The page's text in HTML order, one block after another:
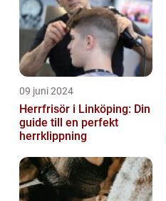
09 juni 2024
Herrfrisör i Linköping: Din
guide till en perfekt
herrklippning